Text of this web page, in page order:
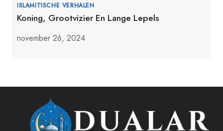
ISLAMITISCHE VERHALEN
Koning, Grootvizier En Lange Lepels
november 26, 2024